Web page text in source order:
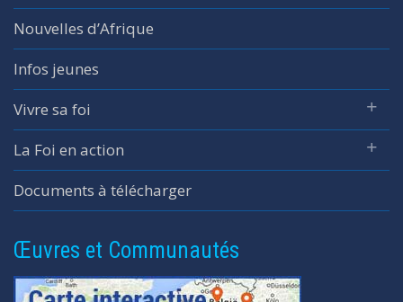
Nouvelles d’Afrique
Infos jeunes
Vivre sa foi
La Foi en action
Documents à télécharger
Œuvres et Communautés